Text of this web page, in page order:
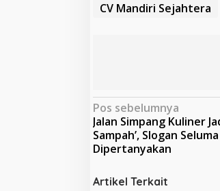
CV Mandiri Sejahtera
N
a
v
Pos sebelumnya
Jalan Simpang Kuliner
Sampah’, Slogan
Dipertanyakan
Artikel Terkait